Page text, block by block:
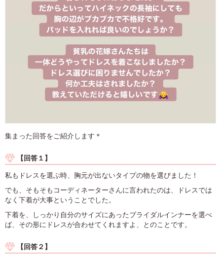
集まった回答をご紹介します＊
【回答１】
私もドレスを選ぶ時、胸元が出ないタイプの物を選びました！
でも、そもそもコーディネーターさんに言われたのは、ドレスでは
なく下着が大事ということでした。
下着を、しっかり自分のサイズにあったブライダルインナーを選べ
ば、その形にドレスが合わせてくれますよ、とのことです。
【回答２】